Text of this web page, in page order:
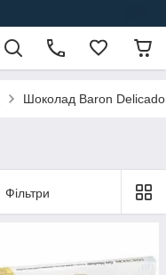
Шоколад Baron
Фільтри